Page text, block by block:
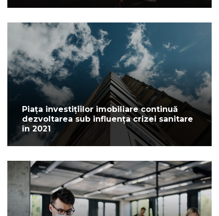
Piața investițiilor imobiliare continuă
dezvoltarea sub influența crizei sanitare
în 2021